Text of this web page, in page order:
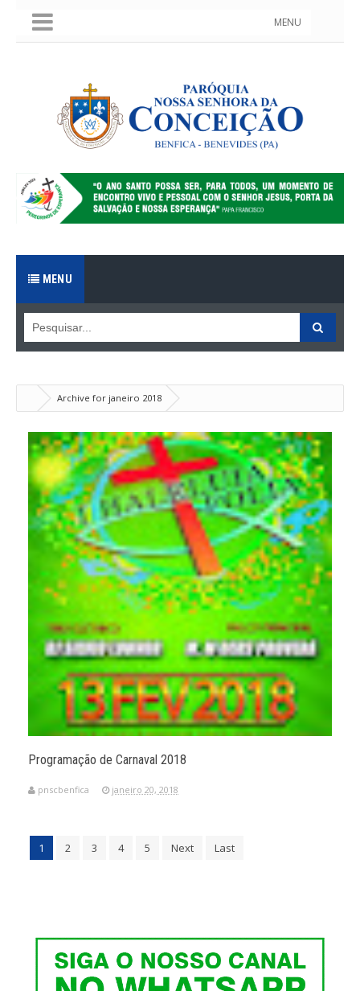
MENU
MENU
Archive for janeiro 2018
Programação de Carnaval 2018
pnscbenfica janeiro 20, 2018
1 2 3 4 5 Next Last